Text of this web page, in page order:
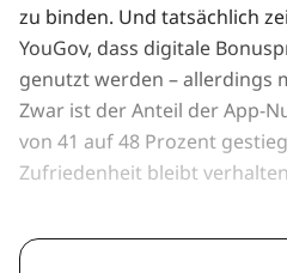
zu binden. Und tatsächlich
YouGov, dass digitale
genutzt werden – allerdings
Zwar ist der Anteil der App-
von 41 auf 48 Prozent
Zufriedenheit bleibt